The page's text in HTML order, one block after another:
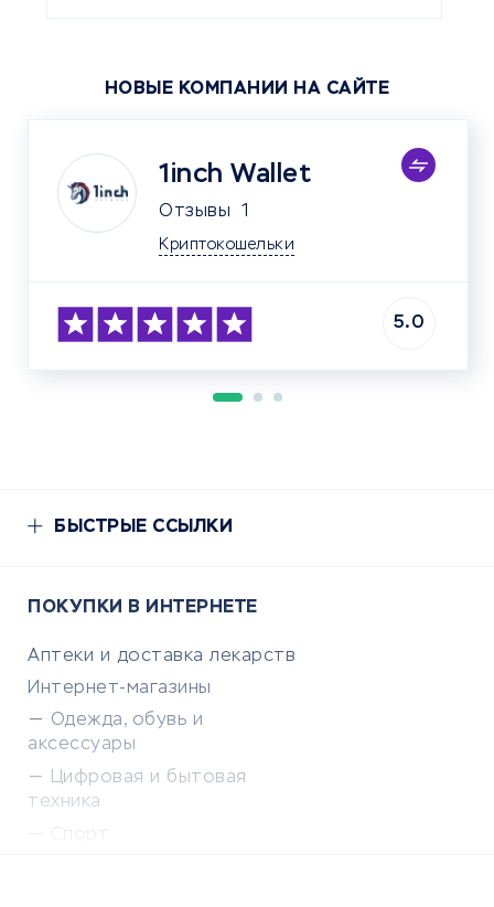
НОВЫЕ КОМПАНИИ НА САЙТЕ
1inch Wallet
Отзывы 1
Криптокошельки
5.0
БЫСТРЫЕ ССЫЛКИ
ПОКУПКИ В ИНТЕРНЕТЕ
Аптеки и доставка лекарств
Интернет-магазины
Одежда, обувь и
аксессуары
Цифровая и бытовая
техника